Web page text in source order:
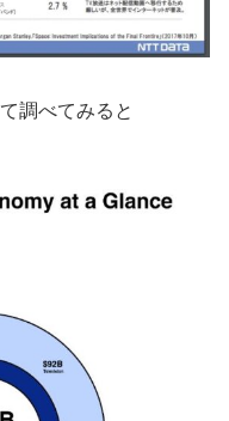
調べてみると